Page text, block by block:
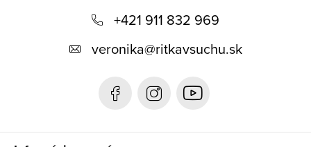
+421 911 832 969
veronika@ritkavsuchu.sk